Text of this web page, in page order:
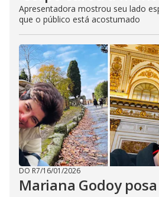
Apresentadora mostrou seu lado
que o público está acostumado
DO R7/16/01/2026
Mariana Godoy